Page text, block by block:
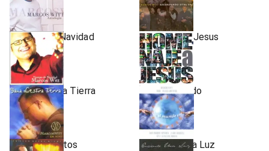
•
Álbum
•
Álbum
Tiempo de Navidad
2004
Álbum
Homenaje A Jesus
2000
•
Álbum
Sana Nuestra Tierra
2002
Álbum
Dios Al Mundo
2001
•
Álbum
Dios De Pactos Enciende Una Luz